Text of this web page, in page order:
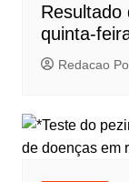
Resultado
quinta-
Redacao